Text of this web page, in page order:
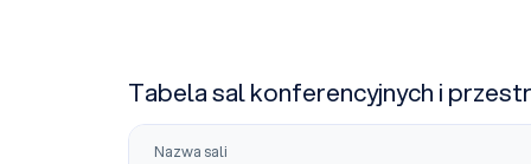
Tabela sal konferencyjnych i
Nazwa sali